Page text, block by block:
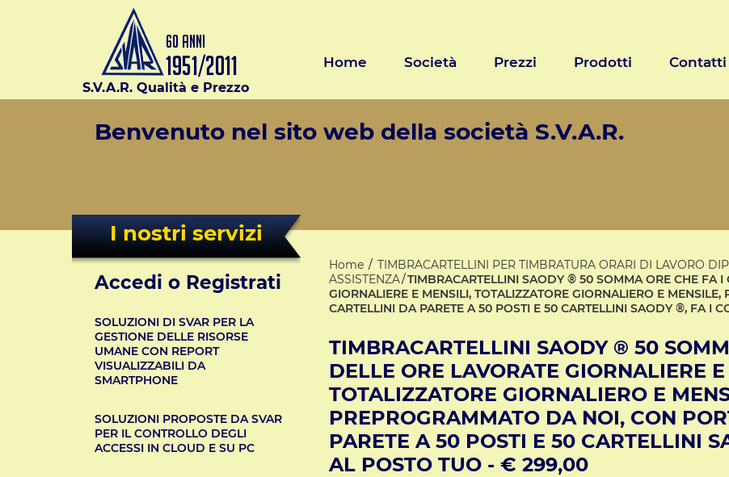
S.V.A.R. Qualità e Prezzo
Home Società Prezzi Prodotti Contatti
Benvenuto nel sito web della società S.V.A.R.
I nostri servizi
Accedi o Registrati
SOLUZIONI DI SVAR PER LA
GESTIONE DELLE RISORSE
UMANE CON REPORT
VISUALIZZABILI DA
SMARTPHONE
SOLUZIONI PROPOSTE DA SVAR
PER IL CONTROLLO DEGLI
ACCESSI IN CLOUD E SU PC
Home
TIMBRACARTELLINI PER TIMBRATURA ORARI DI LAVORO
ASSISTENZA TIMBRACARTELLINI SAODY ® 50 SOMMA ORE CHE FA I
GIORNALIERE E MENSILI, TOTALIZZATORE GIORNALIERO E
CARTELLINI DA PARETE A 50 POSTI E 50 CARTELLINI SAODY ®, FA I
TIMBRACARTELLINI SAODY ® 50
DELLE ORE LAVORATE GIORNALIERE
TOTALIZZATORE GIORNALIERO E
PREPROGRAMMATO DA NOI, CON
PARETE A 50 POSTI E 50 CARTELLINI
AL POSTO TUO - € 299,00